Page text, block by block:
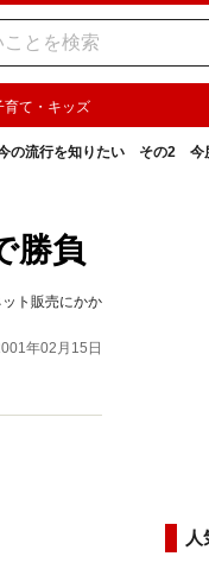
育て・キッズ
の流行を知りたい その2 今
勝負
ト販売にかか
年02月15日